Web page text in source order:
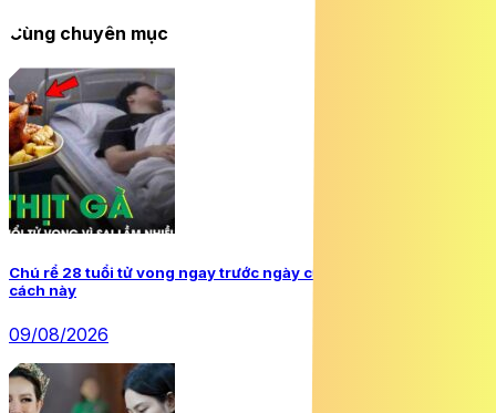
Cùng chuyên mục
Chú rể 28 tuổi tử vong ngay trước ngày cưới vì ăn thịt gà theo
cách này
09/08/2026